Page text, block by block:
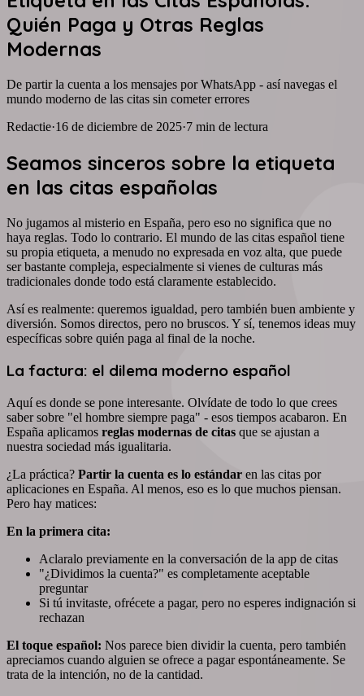
Quién Paga y Otras Reglas
Modernas
De partir la cuenta a los mensajes por WhatsApp - así navegas el
mundo moderno de las citas sin cometer errores
Redactie·16 de diciembre de 2025·7 min de lectura
Seamos sinceros sobre la etiqueta
en las citas españolas
No jugamos al misterio en España, pero eso no significa que no
haya reglas. Todo lo contrario. El mundo de las citas español tiene
su propia etiqueta, a menudo no expresada en voz alta, que puede
ser bastante compleja, especialmente si vienes de culturas más
tradicionales donde todo está claramente establecido.
Así es realmente: queremos igualdad, pero también buen ambiente y
diversión. Somos directos, pero no bruscos. Y sí, tenemos ideas muy
específicas sobre quién paga al final de la noche.
La factura: el dilema moderno español
Aquí es donde se pone interesante. Olvídate de todo lo que crees
saber sobre "el hombre siempre paga" - esos tiempos acabaron. En
España aplicamos reglas modernas de citas que se ajustan a
nuestra sociedad más igualitaria.
¿La práctica? Partir la cuenta es lo estándar en las citas por
aplicaciones en España. Al menos, eso es lo que muchos piensan.
Pero hay matices:
En la primera cita:
Aclaralo previamente en la conversación de la app de citas
"¿Dividimos la cuenta?" es completamente aceptable
preguntar
Si tú invitaste, ofrécete a pagar, pero no esperes indignación si
rechazan
El toque español: Nos parece bien dividir la cuenta, pero también
apreciamos cuando alguien se ofrece a pagar espontáneamente. Se
trata de la intención, no de la cantidad.